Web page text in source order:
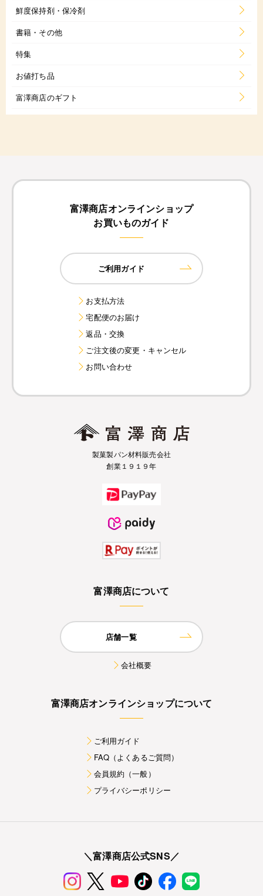
鮮度保持剤・保冷剤
書籍・その他
特集
お値打ち品
富澤商店のギフト
富澤商店オンラインショップ
お買いものガイド
ご利用ガイド
お支払方法
宅配便のお届け
返品・交換
ご注文後の変更・キャンセル
お問い合わせ
製菓製パン材料販売会社
創業１９１９年
富澤商店について
店舗一覧
会社概要
富澤商店オンラインショップについて
ご利用ガイド
FAQ（よくあるご質問）
会員規約（一般）
プライバシーポリシー
＼富澤商店公式SNS／